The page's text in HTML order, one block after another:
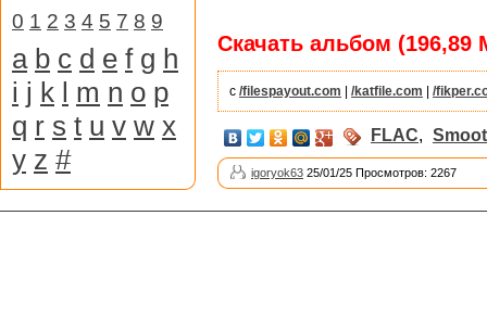
Скачать альбом (196,89
с /filespayout.com /katfile.com /
FLAC,
igoryok63 25/01/25 Просмотров: 2267
0 1 2 3 4 5 7 8 9
a b c d e f g h
i j k l m n o p
q r s t u v w x
y z #